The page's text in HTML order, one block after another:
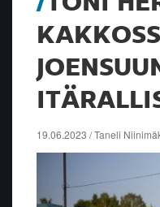
19.06.2023 / Taneli